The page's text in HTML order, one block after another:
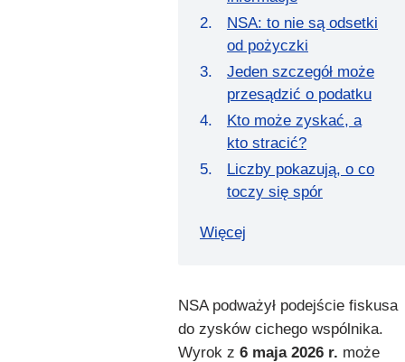
NSA: to nie są odsetki
od pożyczki
Jeden szczegół może
przesądzić o podatku
Kto może zyskać, a
kto stracić?
Liczby pokazują, o co
toczy się spór
Więcej
NSA podważył podejście fiskusa
do zysków cichego wspólnika.
Wyrok z 6 maja 2026 r. może